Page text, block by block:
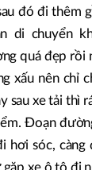
đó đi thêm
di chuyển
quá đẹp rồi
xấu nên chỉ
sau xe tải thì
Đoạn
hơi sóc, càng
xe ô tô đi